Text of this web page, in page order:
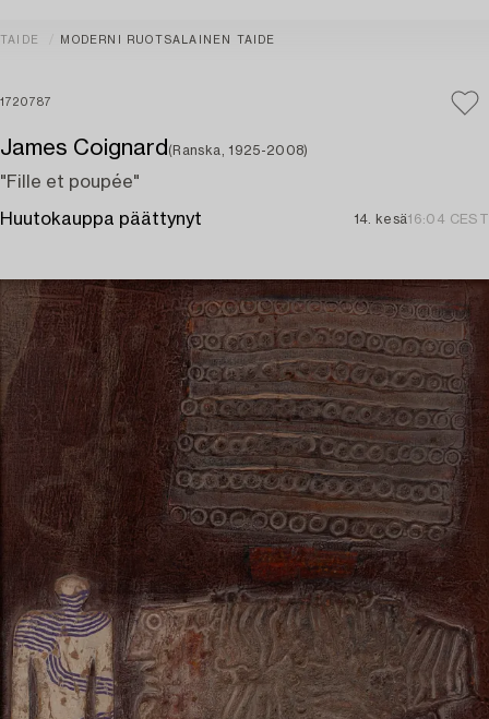
TAIDE MODERNI RUOTSALAINEN TAIDE
1720787
James Coignard (Ranska, 1925-2008)
"Fille et poupée"
Huutokauppa päättynyt 14. kesä16:04 CEST